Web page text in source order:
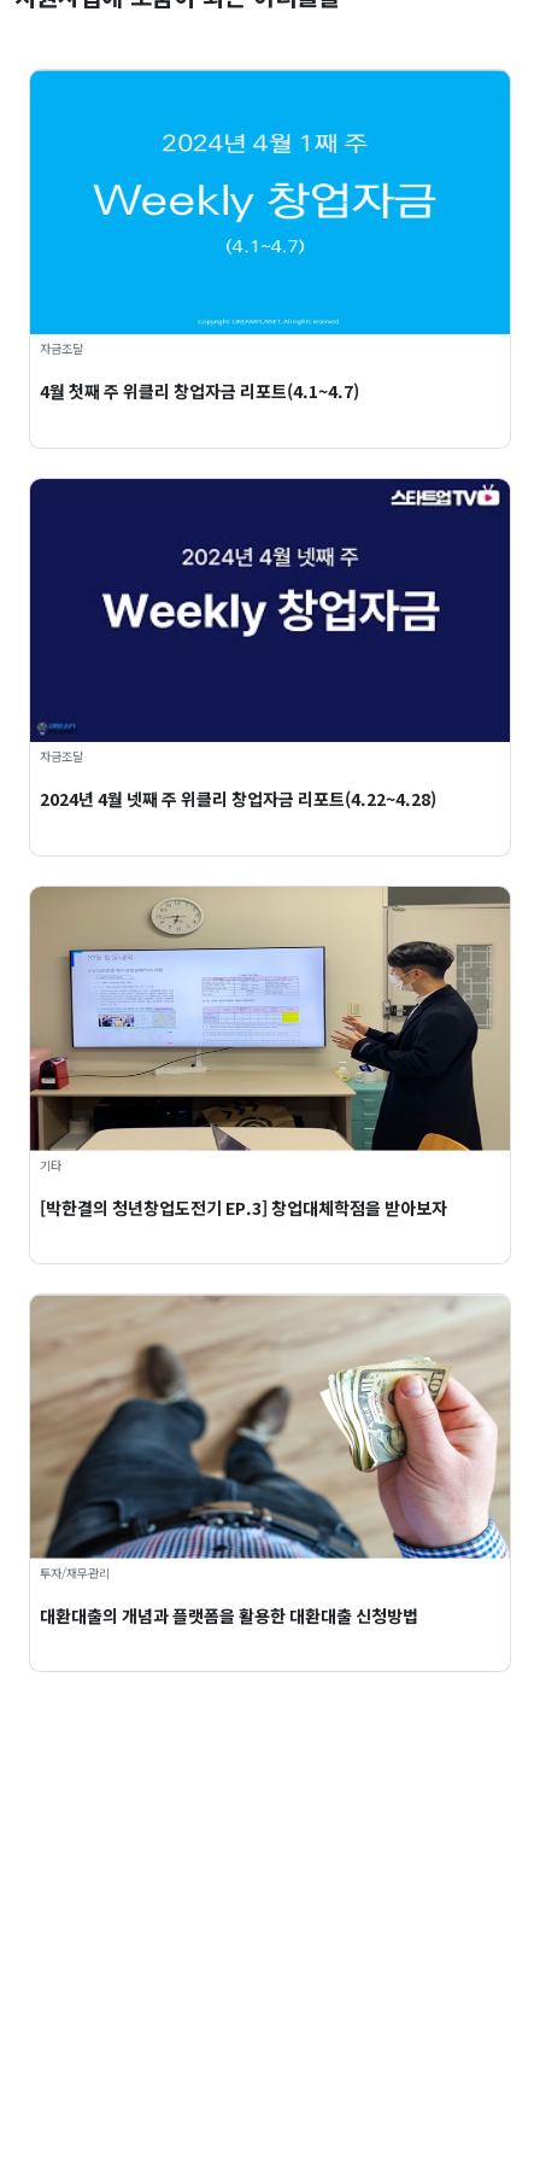
자금조달
4월 첫째 주 위클리 창업자금 리포트(4.1~4.7)
자금조달
2024년 4월 넷째 주 위클리 창업자금 리포트(4.22~4.28)
기타
[박한결의 청년창업도전기 EP.3] 창업대체학점을 받아보자
투자/재무관리
대환대출의 개념과 플랫폼을 활용한 대환대출 신청방법